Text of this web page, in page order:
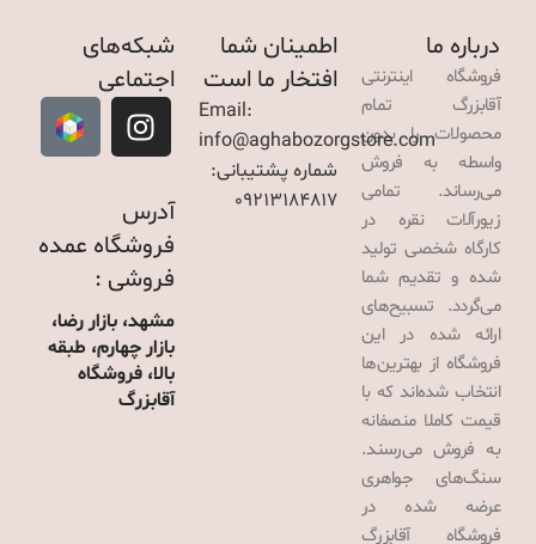
درباره ما
فروشگاه اینترنتی
آقابزرگ تمام
محصولات را بدون
واسطه به فروش
می‌رساند. تمامی
زیورآلات نقره در
کارگاه شخصی تولید
شده و تقدیم شما
می‌گردد. تسبیح‌های
ارائه شده در این
فروشگاه از بهترین‌ها
انتخاب شده‌اند که با
قیمت کاملا منصفانه
به فروش می‌رسند.
سنگ‌های جواهری
عرضه شده در
فروشگاه آقابزرگ
اطمینان شما
افتخار ما است
Email:
info@aghabozorgstore.com
شماره پشتیبانی:
09213184817
شبکه‌های
اجتماعی
آدرس
فروشگاه عمده
فروشی :
مشهد، بازار رضا،
بازار چهارم، طبقه
بالا، فروشگاه
آقابزرگ